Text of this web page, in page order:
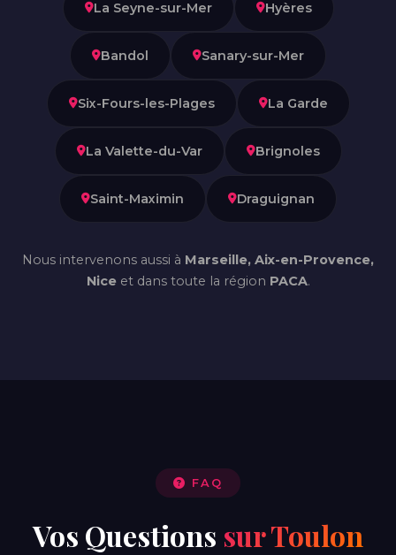
La Seyne-sur-Mer Hyères
Bandol Sanary-sur-Mer
Six-Fours-les-Plages La Garde
La Valette-du-Var Brignoles
Saint-Maximin Draguignan
Nous intervenons aussi à Marseille, Aix-en-Provence,
Niceet dans toute la région PACA.
FAQ
Vos Questions sur Toulon